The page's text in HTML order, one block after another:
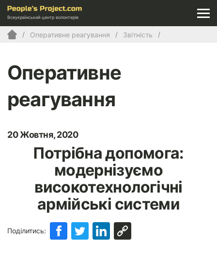
Всеукраїнський центр волонтерів
Оперативне реагування Звітність
Оперативне
реагування
20 Жовтня, 2020
Потрібна допомога:
модернізуємо
високотехнологічні
армійські системи
Поділитись: